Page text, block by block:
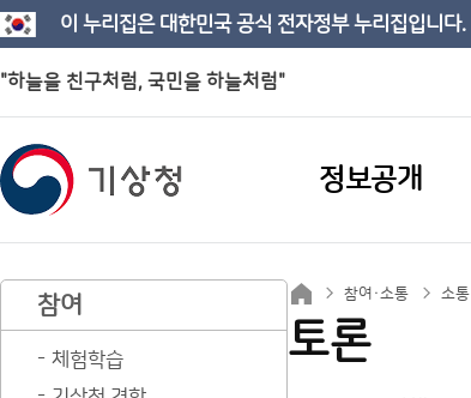
이 누리집은 대한민국 공식 전자정부 누리집입니다.
"하늘을 친구처럼, 국민을 하늘처럼"
정보공개
참여
체험학습
참여·소통 소통
토론